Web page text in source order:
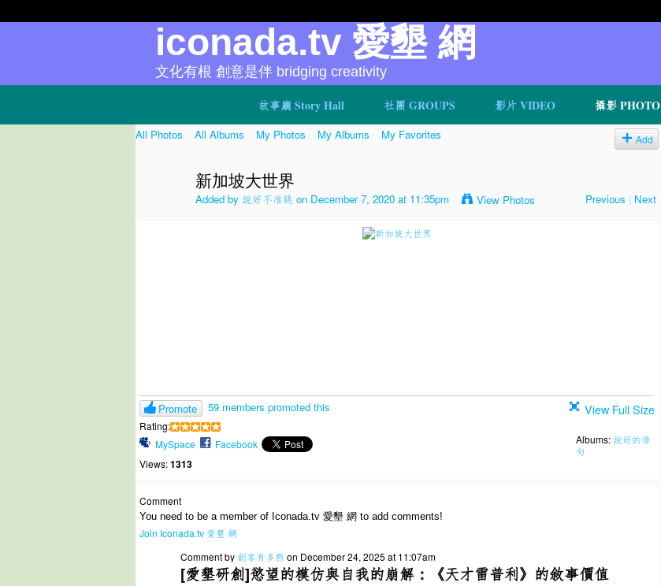
故事廳 Story Hall 社團 GROUPS 影片 VIDEO 攝影 PHOTO
iconada.tv 愛墾 網
文化有根 創意是伴 bridging creativity
All Photos All Albums My Photos My Albums My Favorites Add
新加坡大世界
Added by 說好不准跳 on December 7, 2020 at 11:35pm View Photos Previous | Next
Promote 59 members promoted this
Rating:
MySpace
Facebook
Views:1313
View Full Size
Albums: 說好的俳
句
Comment
You need to be a member of Iconada.tv 愛墾 網 to add comments!
Join Iconada.tv 愛墾 網
Comment by 創客有多熱 on December 24, 2025 at 11:07am
[愛墾研創]慾望的模仿與自我的崩解：《天才雷普利》的敘事價值